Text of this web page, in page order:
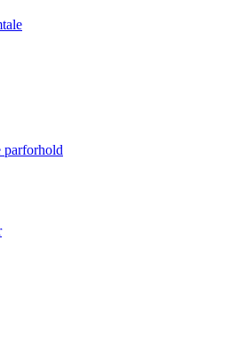
parforhold